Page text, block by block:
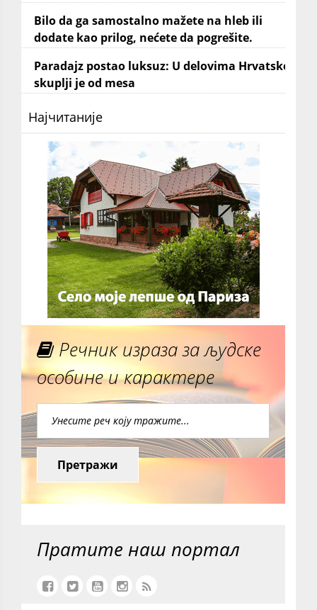
Bilo da ga samostalno mažete na hleb ili
dodate kao prilog, nećete da pogrešite.
Paradajz postao luksuz: U delovima Hrvatske
skuplji je od mesa
Најчитаније
Речник израза за људске
особине и карактере
Претражи
Пратите наш портал